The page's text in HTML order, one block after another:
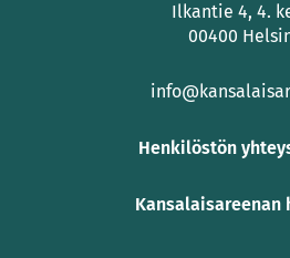
Ilkantie 4, 4.
00400
Henkilöstön
Kansalaisareenan